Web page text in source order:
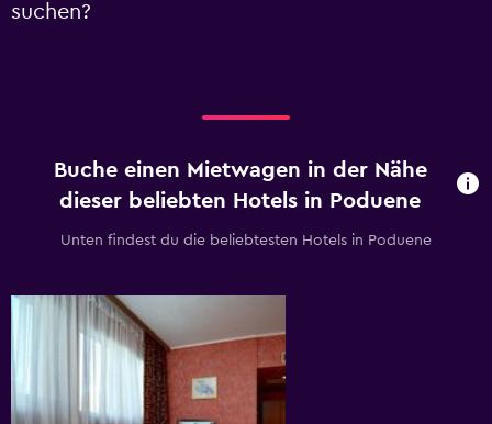
suchen?
Buche einen Mietwagen in der Nähe
dieser beliebten Hotels in Poduene
Unten findest du die beliebtesten Hotels in Poduene